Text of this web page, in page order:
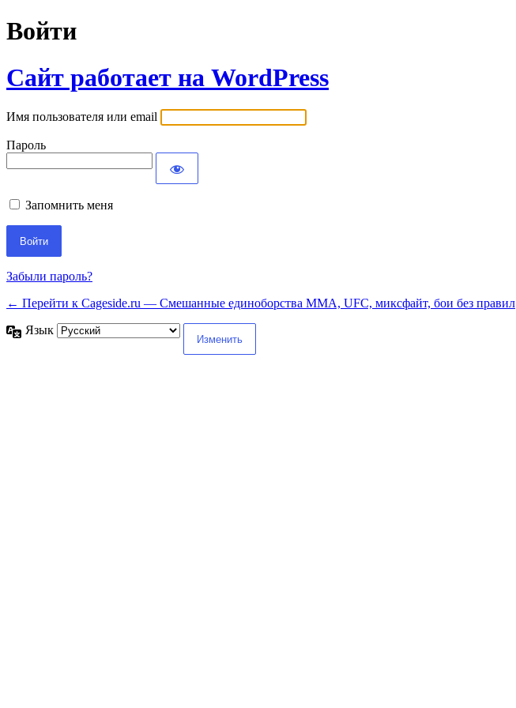
Войти
Сайт работает на WordPress
Имя пользователя или email
Пароль
Запомнить меня
Забыли пароль?
← Перейти к Cageside.ru — Смешанные единоборства MMA, UFC, миксфайт, бои без правил
Язык